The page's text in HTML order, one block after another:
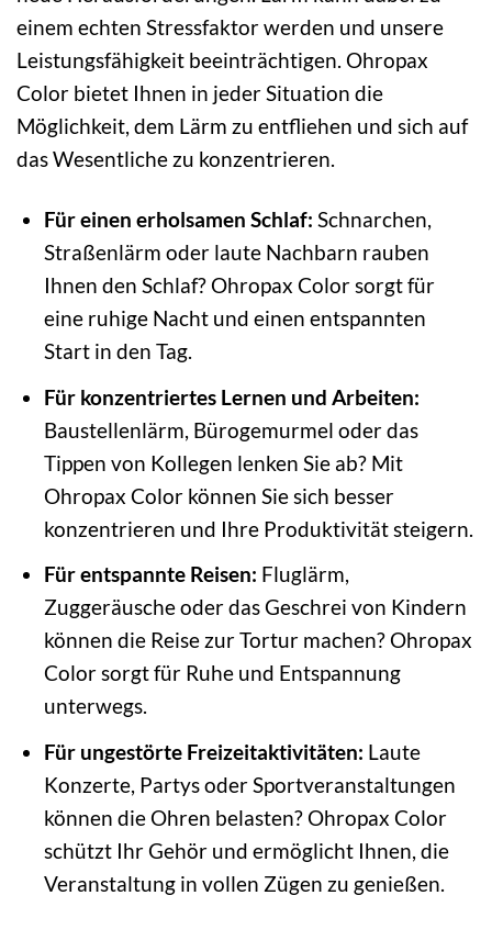
einem echten Stressfaktor werden und unsere
Leistungsfähigkeit beeinträchtigen. Ohropax
Color bietet Ihnen in jeder Situation die
Möglichkeit, dem Lärm zu entfliehen und sich auf
das Wesentliche zu konzentrieren.
Für einen erholsamen Schlaf: Schnarchen,
Straßenlärm oder laute Nachbarn rauben
Ihnen den Schlaf? Ohropax Color sorgt für
eine ruhige Nacht und einen entspannten
Start in den Tag.
Für konzentriertes Lernen und Arbeiten:
Baustellenlärm, Bürogemurmel oder das
Tippen von Kollegen lenken Sie ab? Mit
Ohropax Color können Sie sich besser
konzentrieren und Ihre Produktivität steigern.
Für entspannte Reisen: Fluglärm,
Zuggeräusche oder das Geschrei von Kindern
können die Reise zur Tortur machen? Ohropax
Color sorgt für Ruhe und Entspannung
unterwegs.
Für ungestörte Freizeitaktivitäten: Laute
Konzerte, Partys oder Sportveranstaltungen
können die Ohren belasten? Ohropax Color
schützt Ihr Gehör und ermöglicht Ihnen, die
Veranstaltung in vollen Zügen zu genießen.